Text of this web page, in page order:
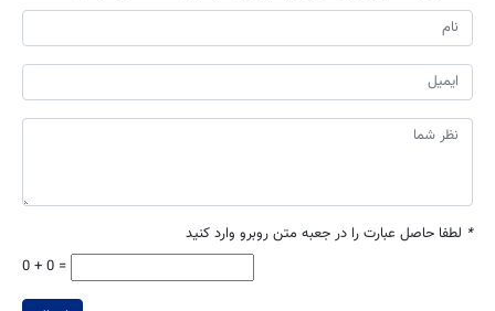
* لطفا حاصل عبارت را در جعبه متن روبرو وارد کنید
0 + 0 =